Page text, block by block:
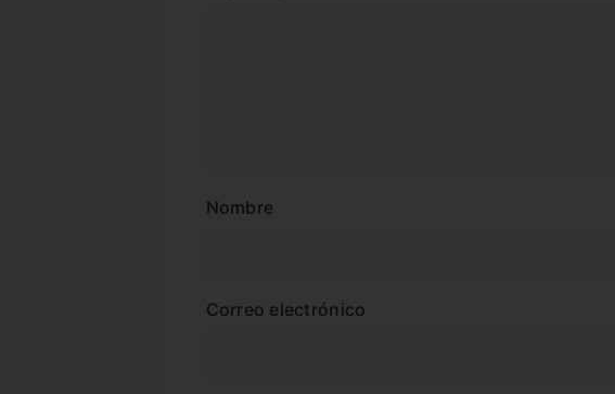
Nombre
Correo electrónico